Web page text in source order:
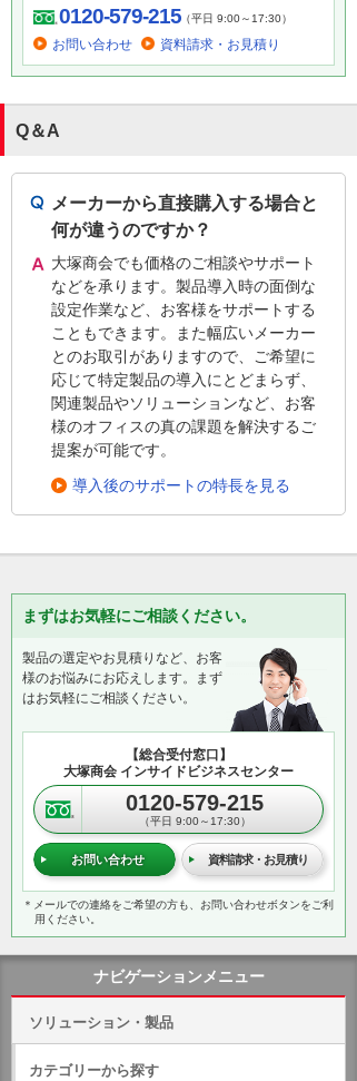
0120-579-215（平日 9:00～17:30）
お問い合わせ 資料請求・お見積り
Q＆A
メーカーから直接購入する場合と
何が違うのですか？
大塚商会でも価格のご相談やサポート
などを承ります。製品導入時の面倒な
設定作業など、お客様をサポートする
こともできます。また幅広いメーカー
とのお取引がありますので、ご希望に
応じて特定製品の導入にとどまらず、
関連製品やソリューションなど、お客
様のオフィスの真の課題を解決するご
提案が可能です。
導入後のサポートの特長を見る
まずはお気軽にご相談ください。
製品の選定やお見積りなど、お客
様のお悩みにお応えします。まず
はお気軽にご相談ください。
【総合受付窓口】
大塚商会 インサイドビジネスセンター
0120-579-215
（平日 9:00～17:30）
お問い合わせ 資料請求・お見積り
＊メールでの連絡をご希望の方も、お問い合わせボタンをご利
用ください。
ナビゲーションメニュー
ソリューション・製品
カテゴリーから探す